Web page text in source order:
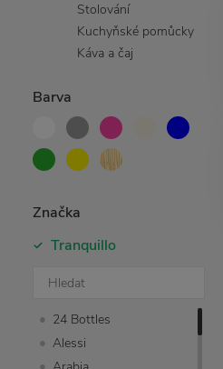
Stolování
Kuchyňské pomůcky
Káva a čaj
Barva
Značka
Tranquillo
24 Bottles
Alessi